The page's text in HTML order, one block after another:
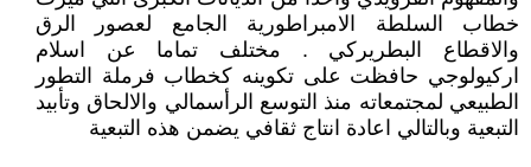
خطاب السلطة الامبراطورية الجامع لعصور الرق
والاقطاع البطريركي . مختلف تماما عن اسلام
اركيولوجي حافظت على تكوينه كخطاب فرملة التطور
الطبيعي لمجتمعاته منذ التوسع الرأسمالي والالحاق وتأبيد
التبعية وبالتالي اعادة انتاج ثقافي يضمن هذه التبعية